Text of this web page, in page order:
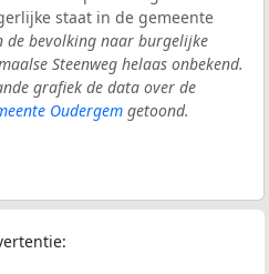
staat in de gemeente
de bevolking naar burgelijke
Steenweg helaas onbekend.
grafiek de data over de
Oudergem getoond.